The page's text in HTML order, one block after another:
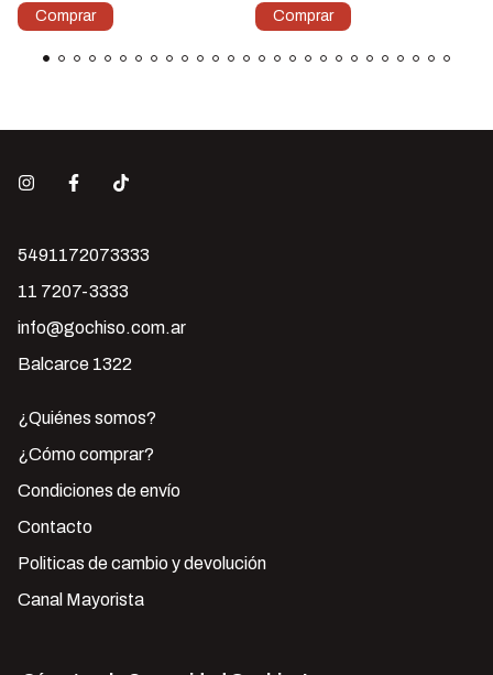
5491172073333
11 7207-3333
info@gochiso.com.ar
Balcarce 1322
¿Quiénes somos?
¿Cómo comprar?
Condiciones de envío
Contacto
Politicas de cambio y devolución
Canal Mayorista